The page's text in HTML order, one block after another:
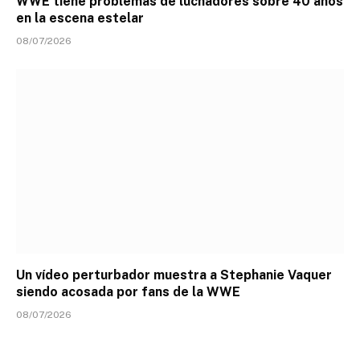
en la escena estelar
08/07/2026
Un vídeo perturbador muestra a Stephanie Vaquer
siendo acosada por fans de la WWE
08/07/2026